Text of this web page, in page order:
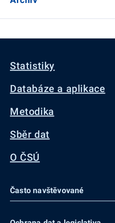
Statistiky
Databáze a aplikace
Metodika
Sběr dat
O ČSÚ
Často navštěvované